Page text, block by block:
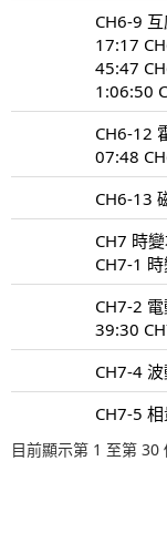
CH6-9
17:17
45:47
1:06:50
CH6-12
07:48
CH6-13
CH7 時
CH7-1
CH7-2
39:30
CH7-4
CH7-5
目前顯示第 1 至第 30